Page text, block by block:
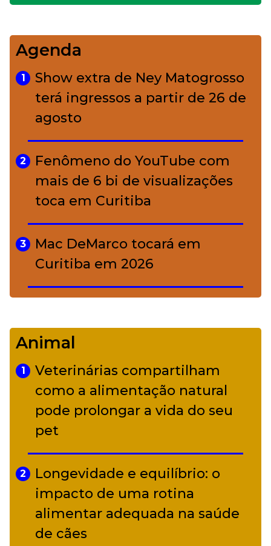
4
Bolsas de palha e ráfia: o
charme rústico que
conquistou o luxo
A ciência por trás da skincare: a
função de cada ativo
Agenda
1
Show extra de Ney Matogrosso
terá ingressos a partir de 26 de
agosto
2
Fenômeno do YouTube com
mais de 6 bi de visualizações
toca em Curitiba
3
Mac DeMarco tocará em
Curitiba em 2026
Camerata tem repertório
diverso a partir de R$ 17
Adriana Calcanhotto retoma
alter ego infantil para show em
Curitiba
Animal
1
Veterinárias compartilham
como a alimentação natural
pode prolongar a vida do seu
pet
2
Longevidade e equilíbrio: o
impacto de uma rotina
alimentar adequada na saúde
de cães